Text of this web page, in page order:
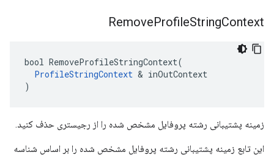
RemoveProfileStringContext
bool RemoveProfileStringContext(
ProfileStringContext & inOutContext
)
زمینه پشتیبانی رشته پروفایل مشخص شده را از رجیستری حذف کنید.
این تابع زمینه پشتیبانی رشته پروفایل مشخص شده را بر اساس شناسه